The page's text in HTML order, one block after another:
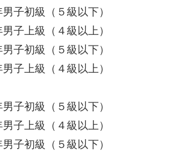
年男子初級（５級以下）
年男子上級（４級以上）
年男子初級（５級以下）
年男子上級（４級以上）
年男子初級（５級以下）
子上級（４級以上）
年男子初級（５級以下）